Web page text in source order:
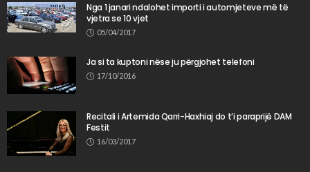
Nga 1 janari ndalohet importi i automjeteve më të
vjetra se 10 vjet
05/04/2017
Ja si ta kuptoni nëse ju përgjohet telefoni
17/10/2016
Recitali i Artemida Qarri-Haxhiaj do t’i paraprijë DAM
Festit
16/03/2017